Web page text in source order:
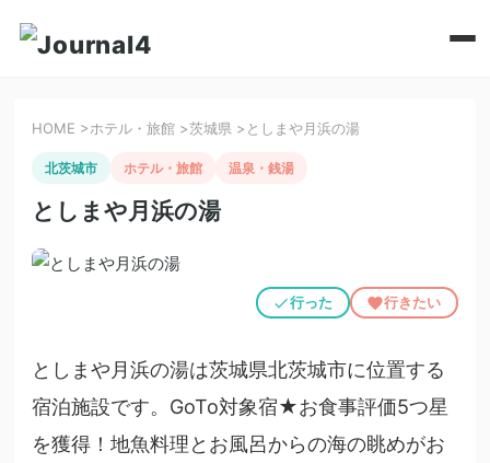
HOME >ホテル・旅館 >茨城県 > としまや月浜の湯
北茨城市 ホテル・旅館 温泉・銭湯
としまや月浜の湯
行った 行きたい
としまや月浜の湯は茨城県北茨城市に位置する
宿泊施設です。GoTo対象宿★お食事評価5つ星
を獲得！地魚料理とお風呂からの海の眺めがお